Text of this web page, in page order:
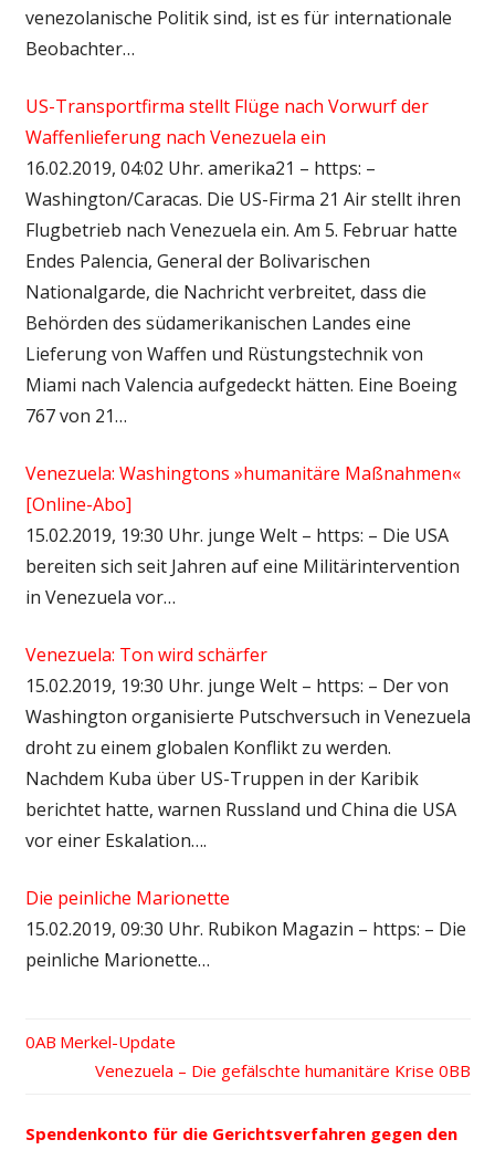
venezolanische Politik sind, ist es für internationale
Beobachter…
US-Transportfirma stellt Flüge nach Vorwurf der
Waffenlieferung nach Venezuela ein
16.02.2019, 04:02 Uhr. amerika21 – https: –
Washington/Caracas. Die US-Firma 21 Air stellt ihren
Flugbetrieb nach Venezuela ein. Am 5. Februar hatte
Endes Palencia, General der Bolivarischen
Nationalgarde, die Nachricht verbreitet, dass die
Behörden des südamerikanischen Landes eine
Lieferung von Waffen und Rüstungstechnik von
Miami nach Valencia aufgedeckt hätten. Eine Boeing
767 von 21…
Venezuela: Washingtons »humanitäre Maßnahmen«
[Online-Abo]
15.02.2019, 19:30 Uhr. junge Welt – https: – Die USA
bereiten sich seit Jahren auf eine Militärintervention
in Venezuela vor…
Venezuela: Ton wird schärfer
15.02.2019, 19:30 Uhr. junge Welt – https: – Der von
Washington organisierte Putschversuch in Venezuela
droht zu einem globalen Konflikt zu werden.
Nachdem Kuba über US-Truppen in der Karibik
berichtet hatte, warnen Russland und China die USA
vor einer Eskalation….
Die peinliche Marionette
15.02.2019, 09:30 Uhr. Rubikon Magazin – https: – Die
peinliche Marionette…
Beitrags-
Vorheriger
Beitrag:
Merkel-Update
Nächster
Venezuela – Die gefälschte humanitäre Krise
Spendenkonto für die Gerichtsverfahren gegen den